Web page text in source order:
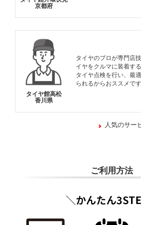
京都府
タイヤ館高松
香川県
タイヤのプロが専門店
イヤをクルマに装着す
タイヤ点検を行い、最
られるからおススメです
人気のサー
ご利用方法